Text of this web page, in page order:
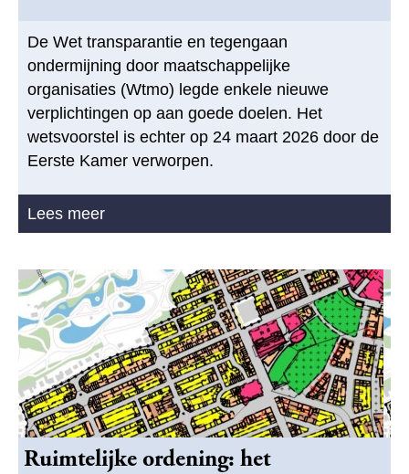
De Wet transparantie en tegengaan
ondermijning door maatschappelijke
organisaties (Wtmo) legde enkele nieuwe
verplichtingen op aan goede doelen. Het
wetsvoorstel is echter op 24 maart 2026 door de
Eerste Kamer verworpen.
Lees meer
Ruimtelijke ordening: het